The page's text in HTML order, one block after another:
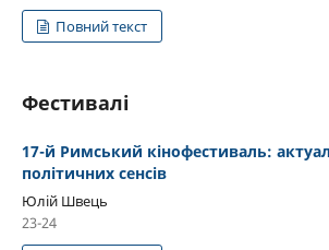
Повний текст
Фестивалі
17-й Римський кінофестиваль:
політичних сенсів
Юлій Швець
23-24